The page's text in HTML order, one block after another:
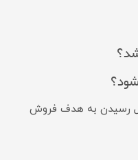
رسیدن به هدف فروش